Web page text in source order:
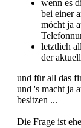
wenn es
bei einer
möcht ja
letztlich
der
und für all das
und 's macht ja
besitzen ...
Die Frage ist